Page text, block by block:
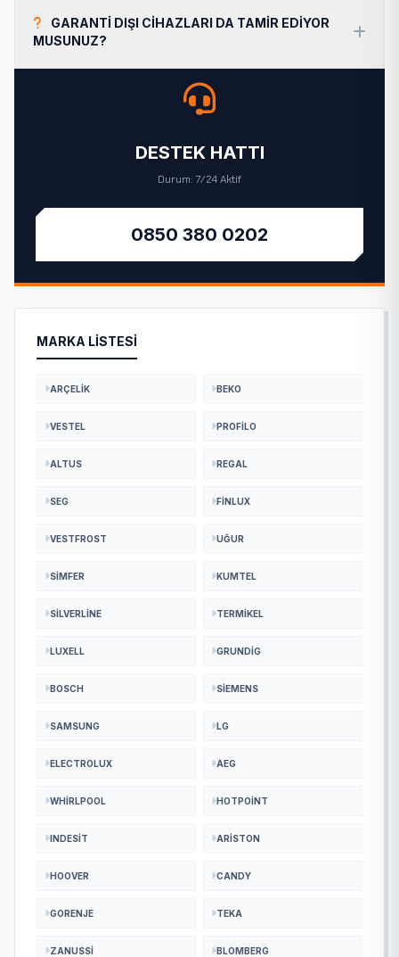
GARANTI DIŞI CIHAZLARI DA TAMIR EDIYOR
MUSUNUZ?
DESTEK HATTI
Durum: 7/24 Aktif
0850 380 0202
MARKA LISTESI
ARÇELIK BEKO
VESTEL PROFILO
ALTUS REGAL
SEG FINLUX
VESTFROST UĞUR
SIMFER KUMTEL
SILVERLINE TERMIKEL
LUXELL GRUNDIG
BOSCH SIEMENS
SAMSUNG LG
ELECTROLUX AEG
WHIRLPOOL HOTPOINT
INDESIT ARISTON
HOOVER CANDY
GORENJE TEKA
ZANUSSI BLOMBERG